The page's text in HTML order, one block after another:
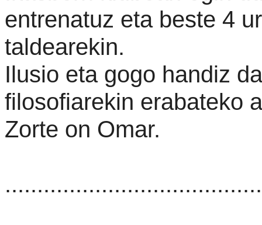
entrenatuz eta beste 4
taldearekin.
Ilusio eta gogo handiz
filosofiarekin erabateko
Zorte on Omar.